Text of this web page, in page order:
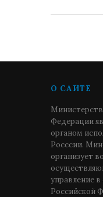
О САЙТЕ
Федерации
органом
Росссии.
организует
управление
Российской